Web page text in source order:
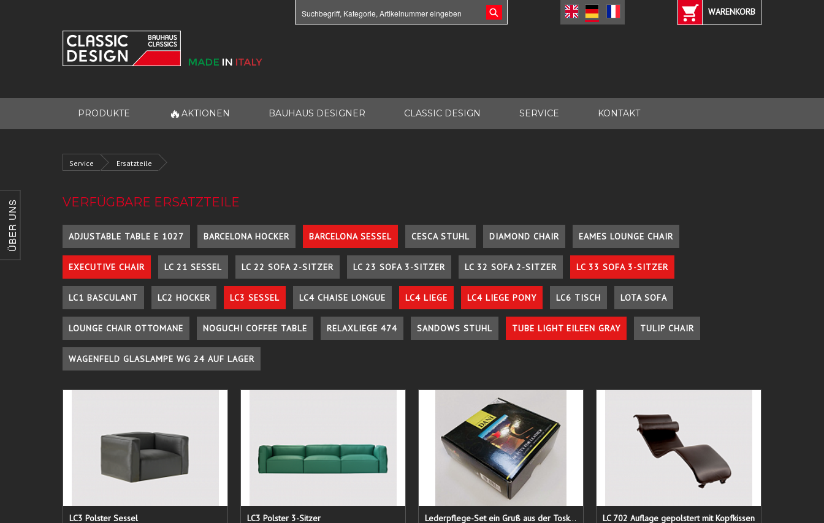
ÜBER UNS
WARENKORB
PRODUKTE 🔥 AKTIONEN BAUHAUS DESIGNER CLASSIC DESIGN SERVICE KONTAKT
Service Ersatzteile
VERFÜGBARE ERSATZTEILE
ADJUSTABLE TABLE E 1027 BARCELONA HOCKER BARCELONA SESSEL CESCA STUHL DIAMOND CHAIR EAMES LOUNGE CHAIR
EXECUTIVE CHAIR LC 21 SESSEL LC 22 SOFA 2-SITZER LC 23 SOFA 3-SITZER LC 32 SOFA 2-SITZER LC 33 SOFA 3-SITZER
LC1 BASCULANT LC2 HOCKER LC3 SESSEL LC4 CHAISE LONGUE LC4 LIEGE LC4 LIEGE PONY LC6 TISCH LOTA SOFA
LOUNGE CHAIR OTTOMANE NOGUCHI COFFEE TABLE RELAXLIEGE 474 SANDOWS STUHL TUBE LIGHT EILEEN GRAY TULIP CHAIR
WAGENFELD GLASLAMPE WG 24 AUF LAGER
LC3 Polster Sessel
LC3 Polster 3-Sitzer
Lederpflege-Set ein Gruß aus der Toskana...
LC 702 Auflage gepolstert mit Kopfkissen